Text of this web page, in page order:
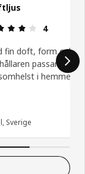
4
fin doft, form och
passar in
i hemmet
Sverige